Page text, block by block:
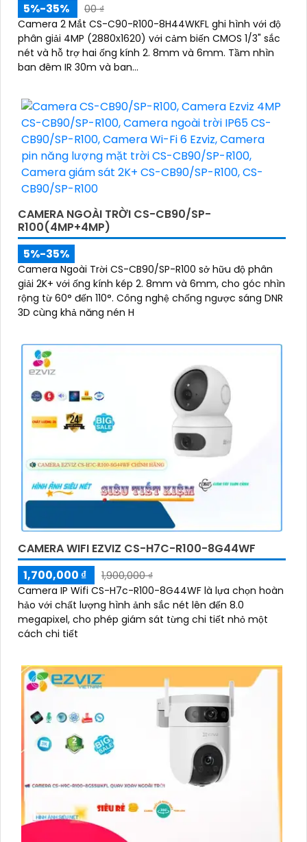
5%-35%
00 ₫
Camera 2 Mắt CS-C90-R100-8H44WKFL ghi hình với độ
phân giải 4MP (2880x1620) với cảm biến CMOS 1/3" sắc
nét và hỗ trợ hai ống kính 2. 8mm và 6mm. Tầm nhìn
ban đêm IR 30m và ban...
CAMERA NGOÀI TRỜI CS-CB90/SP-
R100(4MP+4MP)
5%-35%
Camera Ngoài Trời CS-CB90/SP-R100 sở hữu độ phân
giải 2K+ với ống kính kép 2. 8mm và 6mm, cho góc nhìn
rộng từ 60° đến 110°. Công nghệ chống ngược sáng DNR
3D cùng khả năng nén H
CAMERA WIFI EZVIZ CS-H7C-R100-8G44WF
1,700,000 ₫
1,900,000 ₫
Camera IP Wifi CS-H7c-R100-8G44WF là lựa chọn hoàn
hảo với chất lượng hình ảnh sắc nét lên đến 8.0
megapixel, cho phép giám sát từng chi tiết nhỏ một
cách chi tiết